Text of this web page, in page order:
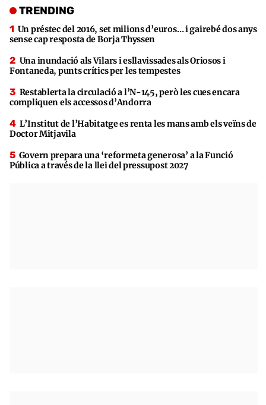
TRENDING
Un préstec del 2016, set milions d’euros… i gairebé dos anys
sense cap resposta de Borja Thyssen
Una inundació als Vilars i esllavissades als Oriosos i
Fontaneda, punts crítics per les tempestes
Restablerta la circulació a l’N-145, però les cues encara
compliquen els accessos d’Andorra
L’Institut de l’Habitatge es renta les mans amb els veïns de
Doctor Mitjavila
Govern prepara una ‘reformeta generosa’ a la Funció
Pública a través de la llei del pressupost 2027